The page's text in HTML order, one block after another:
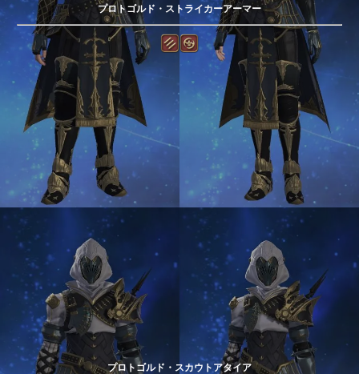
プロトゴルド・ストライカーアーマー
プロトゴルド・スカウトアタイア